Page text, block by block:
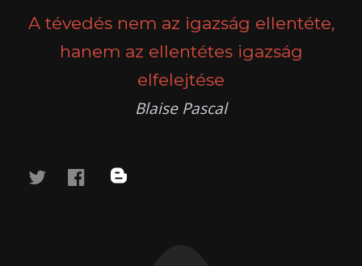
A tévedés nem az igazság ellentéte,
hanem az ellentétes igazság
elfelejtése
Blaise Pascal
twitterfacebook
blog